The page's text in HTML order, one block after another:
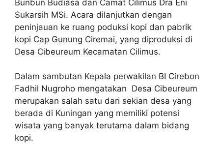
Bunbun Budiasa dan Camat Cilimus Dra Eni
Sukarsih MSi. Acara dilanjutkan dengan
peninjauan ke ruang poduksi kopi dan pabrik
kopi Cap Gunung Ciremai, yang diproduksi di
Desa Cibeureum Kecamatan Cilimus.
Dalam sambutan Kepala perwakilan BI Cirebon
Fadhil Nugroho mengatakan Desa Cibeureum
merupakan salah satu dari sekian desa yang
berada di Kuningan yang memiliki potensi
wisata yang banyak terutama dalam bidang
kopi.